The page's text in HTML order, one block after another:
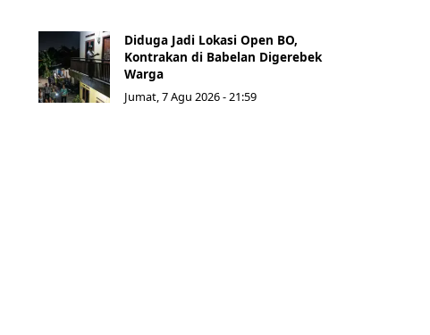
Diduga Jadi Lokasi Open BO,
Kontrakan di Babelan Digerebek
Warga
Jumat, 7 Agu 2026 - 21:59